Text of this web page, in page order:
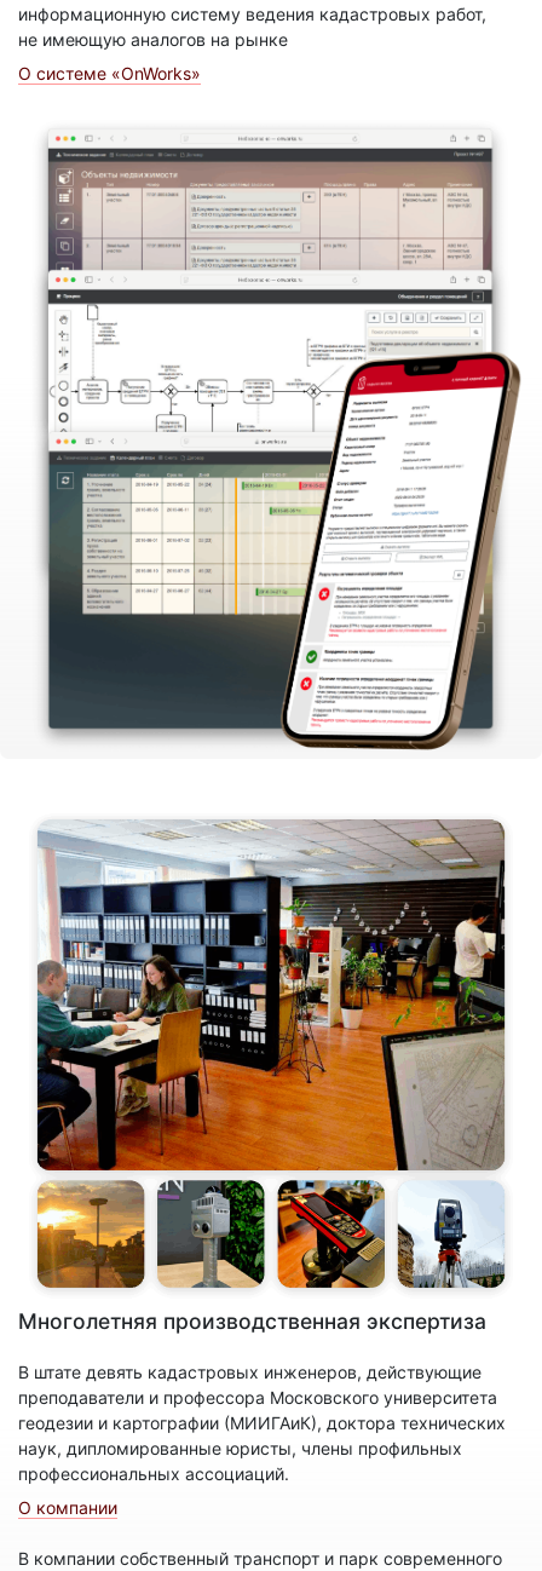
информационную систему ведения кадастровых работ,
не имеющую аналогов на рынке
О системе «OnWorks»
Многолетняя производственная экспертиза
В штате девять кадастровых инженеров, действующие
преподаватели и профессора Московского университета
геодезии и картографии (МИИГАиК), доктора технических
наук, дипломированные юристы, члены профильных
профессиональных ассоциаций.
О компании
В компании собственный транспорт и парк современного